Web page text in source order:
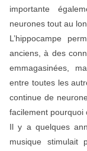
importante
neurones tout au
L’hippocampe
anciens, à des
emmagasinées,
entre toutes les
continue de
facilement pourquoi
Il y a quelques
musique stimulait